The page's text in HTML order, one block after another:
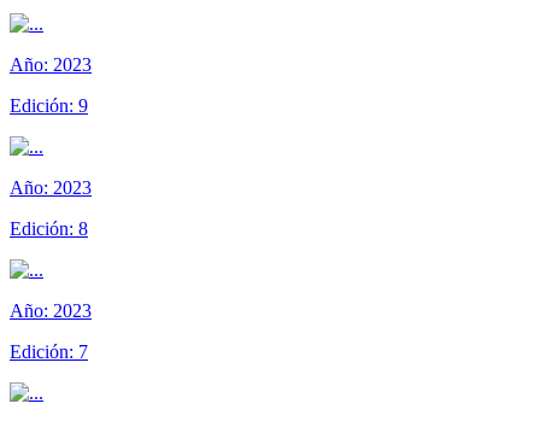
Año: 2023
Edición: 9
Año: 2023
Edición: 8
Año: 2023
Edición: 7